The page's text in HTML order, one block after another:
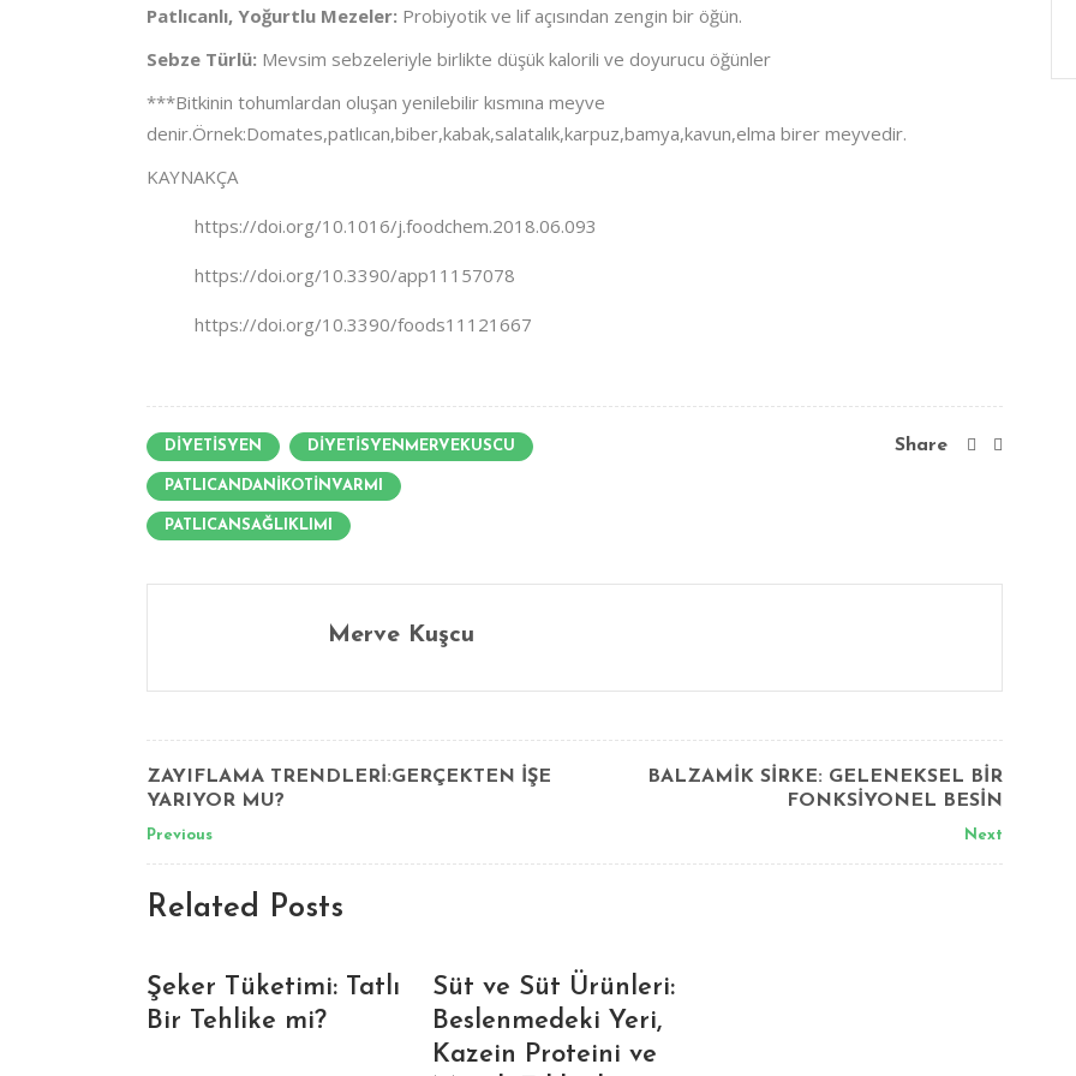
Patlıcanlı, Yoğurtlu Mezeler: Probiyotik ve lif açısından zengin bir öğün.
Sebze Türlü: Mevsim sebzeleriyle birlikte düşük kalorili ve doyurucu öğünler
***Bitkinin tohumlardan oluşan yenilebilir kısmına meyve
denir.Örnek:Domates,patlıcan,biber,kabak,salatalık,karpuz,bamya,kavun,elma birer meyvedir.
KAYNAKÇA
https://doi.org/10.1016/j.foodchem.2018.06.093
https://doi.org/10.3390/app11157078
https://doi.org/10.3390/foods11121667
DİYETİSYEN DİYETİSYENMERVEKUSCU
PATLICANDANİKOTİNVARMI
PATLICANSAĞLIKLIMI
Share
Merve Kuşcu
ZAYIFLAMA TRENDLERİ:GERÇEKTEN İŞE
YARIYOR MU?
Previous
BALZAMİK SİRKE: GELENEKSEL BİR
FONKSİYONEL BESİN
Next
Related Posts
Şeker Tüketimi: Tatlı
Bir Tehlike mi?
Süt ve Süt Ürünleri:
Beslenmedeki Yeri,
Kazein Proteini ve